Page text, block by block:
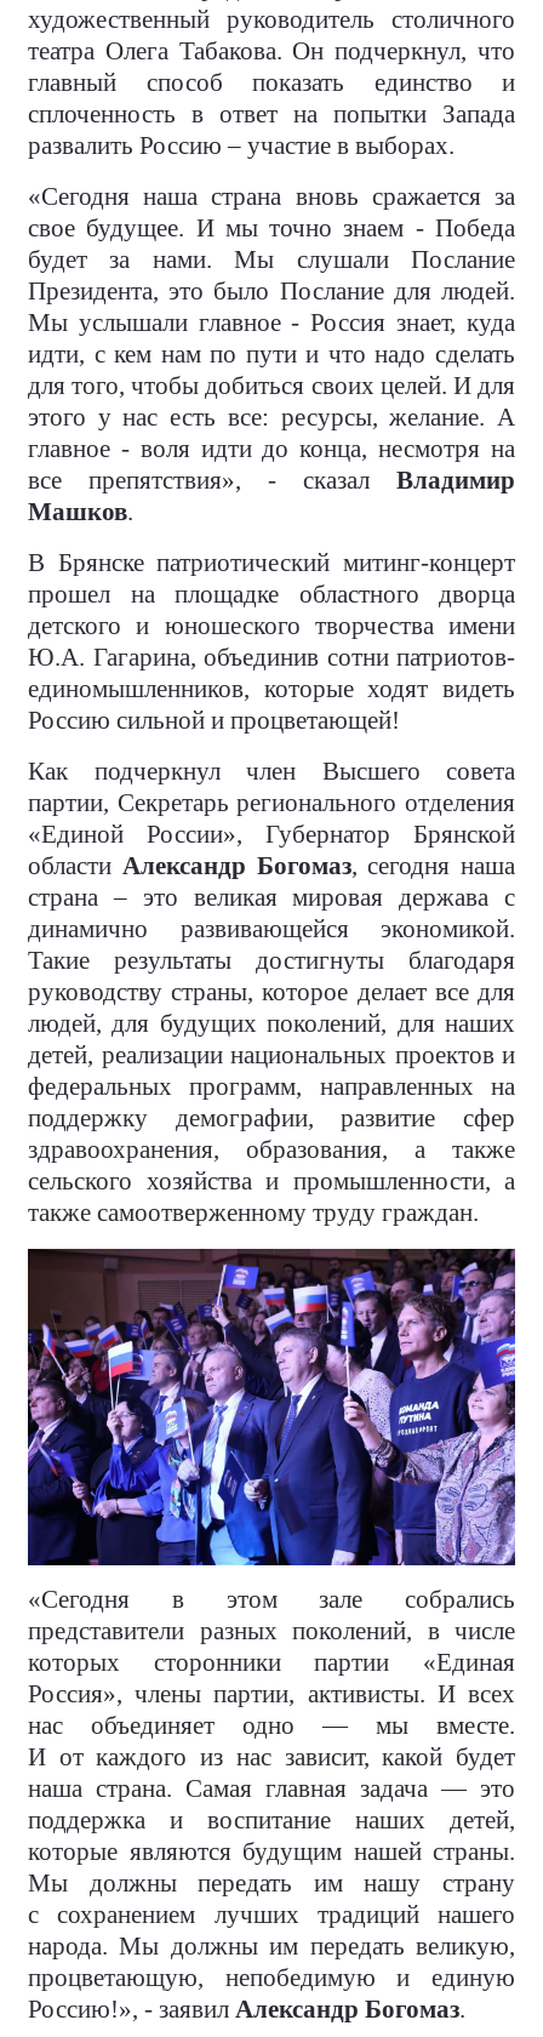
художественный руководитель столичного
театра Олега Табакова. Он подчеркнул, что
главный способ показать единство и
сплоченность в ответ на попытки Запада
развалить Россию – участие в выборах.
«Сегодня наша страна вновь сражается за
свое будущее. И мы точно знаем - Победа
будет за нами. Мы слушали Послание
Президента, это было Послание для людей.
Мы услышали главное - Россия знает, куда
идти, с кем нам по пути и что надо сделать
для того, чтобы добиться своих целей. И для
этого у нас есть все: ресурсы, желание. А
главное - воля идти до конца, несмотря на
все препятствия», - сказал Владимир
Машков.
В Брянске патриотический митинг-концерт
прошел на площадке областного дворца
детского и юношеского творчества имени
Ю.А. Гагарина, объединив сотни патриотов-
единомышленников, которые ходят видеть
Россию сильной и процветающей!
Как подчеркнул член Высшего совета
партии, Секретарь регионального отделения
«Единой России», Губернатор Брянской
области Александр Богомаз, сегодня наша
страна – это великая мировая держава с
динамично развивающейся экономикой.
Такие результаты достигнуты благодаря
руководству страны, которое делает все для
людей, для будущих поколений, для наших
детей, реализации национальных проектов и
федеральных программ, направленных на
поддержку демографии, развитие сфер
здравоохранения, образования, а также
сельского хозяйства и промышленности, а
также самоотверженному труду граждан.
«Сегодня в этом зале собрались
представители разных поколений, в числе
которых сторонники партии «Единая
Россия», члены партии, активисты. И всех
нас объединяет одно — мы вместе.
И от каждого из нас зависит, какой будет
наша страна. Самая главная задача — это
поддержка и воспитание наших детей,
которые являются будущим нашей страны.
Мы должны передать им нашу страну
с сохранением лучших традиций нашего
народа. Мы должны им передать великую,
процветающую, непобедимую и единую
Россию!», - заявил Александр Богомаз.